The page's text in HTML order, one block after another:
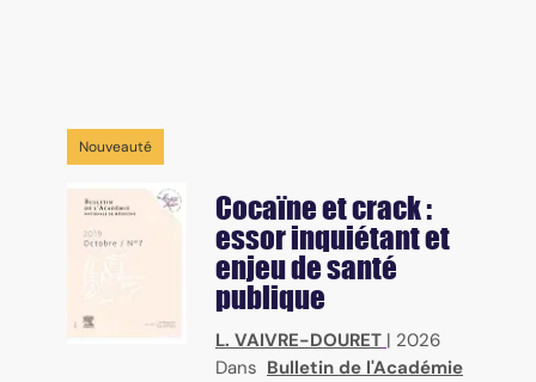
Nouveauté
Cocaïne et crack :
essor inquiétant et
enjeu de santé
publique
L. VAIVRE-DOURET | 2026
Dans Bulletin de l'Académie